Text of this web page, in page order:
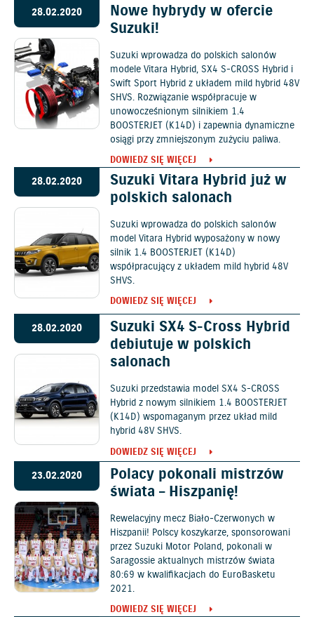
28.02.2020
Nowe hybrydy w ofercie
Suzuki!
Suzuki wprowadza do polskich salonów
modele Vitara Hybrid, SX4 S-CROSS Hybrid i
Swift Sport Hybrid z układem mild hybrid 48V
SHVS. Rozwiązanie współpracuje w
unowocześnionym silnikiem 1.4
BOOSTERJET (K14D) i zapewnia dynamiczne
osiągi przy zmniejszonym zużyciu paliwa.
DOWIEDZ SIĘ WIĘCEJ
28.02.2020
Suzuki Vitara Hybrid już w
polskich salonach
Suzuki wprowadza do polskich salonów
model Vitara Hybrid wyposażony w nowy
silnik 1.4 BOOSTERJET (K14D)
współpracujący z układem mild hybrid 48V
SHVS.
DOWIEDZ SIĘ WIĘCEJ
28.02.2020
Suzuki SX4 S-Cross Hybrid
debiutuje w polskich
salonach
Suzuki przedstawia model SX4 S-CROSS
Hybrid z nowym silnikiem 1.4 BOOSTERJET
(K14D) wspomaganym przez układ mild
hybrid 48V SHVS.
DOWIEDZ SIĘ WIĘCEJ
23.02.2020
Polacy pokonali mistrzów
świata – Hiszpanię!
Rewelacyjny mecz Biało-Czerwonych w
Hiszpanii! Polscy koszykarze, sponsorowani
przez Suzuki Motor Poland, pokonali w
Saragossie aktualnych mistrzów świata
80:69 w kwalifikacjach do EuroBasketu
2021.
DOWIEDZ SIĘ WIĘCEJ